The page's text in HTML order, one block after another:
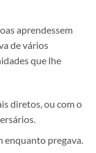
aprendessem
de vários
que lhe
diretos, ou com o
enquanto pregava.